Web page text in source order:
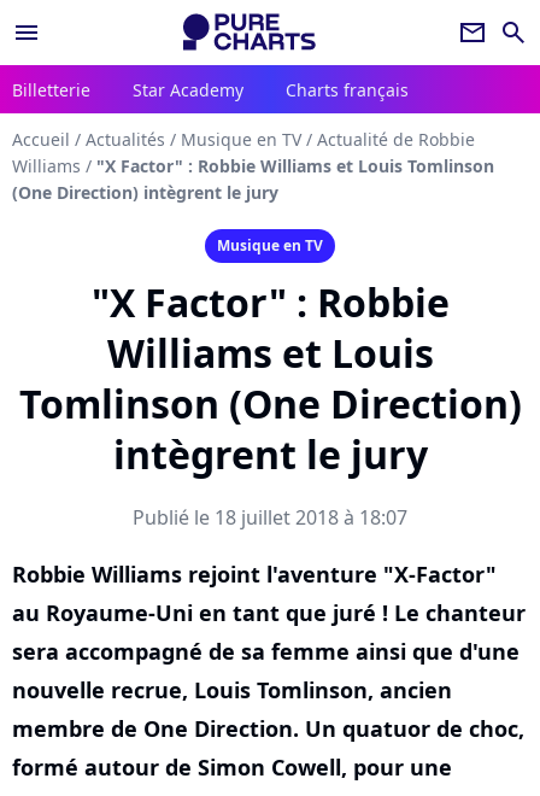
menu newsletter search
Billetterie Star Academy Charts français
Accueil / Actualités / Musique en TV / Actualité de Robbie
Williams / "X Factor" : Robbie Williams et Louis Tomlinson
(One Direction) intègrent le jury
Musique en TV
"X Factor" : Robbie
Williams et Louis
Tomlinson (One Direction)
intègrent le jury
Publié le 18 juillet 2018 à 18:07
Robbie Williams rejoint l'aventure "X-Factor"
au Royaume-Uni en tant que juré ! Le chanteur
sera accompagné de sa femme ainsi que d'une
nouvelle recrue, Louis Tomlinson, ancien
membre de One Direction. Un quatuor de choc,
formé autour de Simon Cowell, pour une